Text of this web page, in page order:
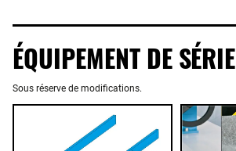
ÉQUIPEMENT DE SÉRIE
Sous réserve de modifications.